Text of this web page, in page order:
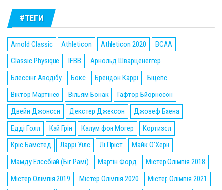
#ТЕГИ
Arnold Classic Athleticon Athleticon 2020
BCAA
Classic Physique
IFBB
Арнольд Шварценеггер
Блессінг Аводібу
Бокс Брендон Каррі
Біцепс
Віктор Мартінес
Вільям Бонак
Гафтор Бйорнссон
Двейн Джонсон
Декстер Джексон
Джозеф Баена
Едді Голл
Кай Грін Калум фон Могер
Кортизол
Кріс Бамстед
Ларрі Уілс Лі Пріст
Майк О'Херн
Мамду Елссбіай (Біг Рамі)
Мартін Форд
Містер Олімпія 2018
Містер Олімпія 2019
Містер Олімпія 2020
Містер Олімпія 2021